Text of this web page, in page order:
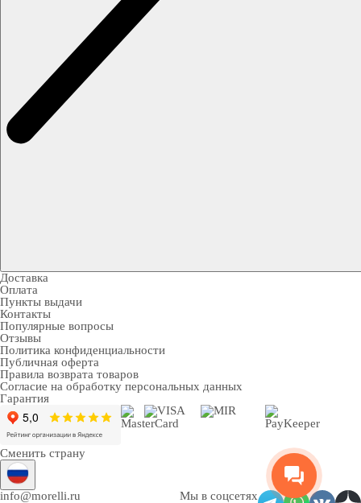
Доставка
Оплата
Пункты выдачи
Контакты
Популярные вопросы
Отзывы
Политика конфиденциальности
Публичная оферта
Правила возврата товаров
Согласие на обработку персональных данных
Гарантия
Сменить страну
info@morelli.ru
Мы в соцсетях